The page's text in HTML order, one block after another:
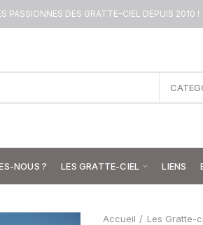
PASSIONNES DES GRATTE-CIEL DEPUIS 2010 !
NOUS ? LES GRATTE-CIEL LIENS
Accueil Les Gratte-